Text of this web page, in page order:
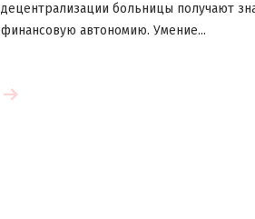
децентрализации больницы получают
финансовую автономию. Умение...